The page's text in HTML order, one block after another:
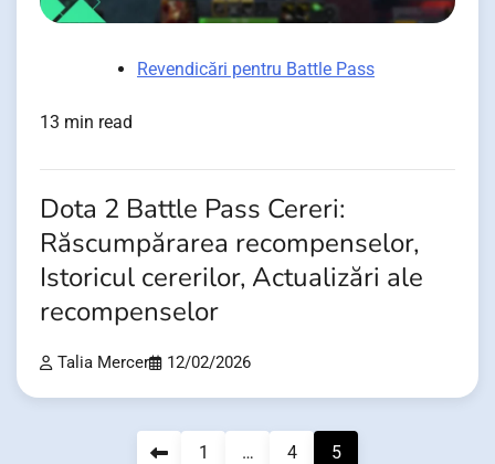
Revendicări pentru Battle Pass
13 min read
Dota 2 Battle Pass Cereri:
Răscumpărarea recompenselor,
Istoricul cererilor, Actualizări ale
recompenselor
Talia Mercer 12/02/2026
1 … 4 5